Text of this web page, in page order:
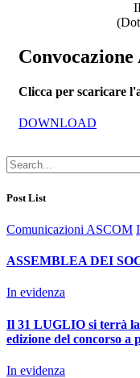
Convocazione
Clicca per scaricare
DOWNLOAD
Post List
Comunicazioni ASCOM
ASSEMBLEA DEI
In evidenza
Il 31 LUGLIO si terrà
edizione del concorso a
In evidenza